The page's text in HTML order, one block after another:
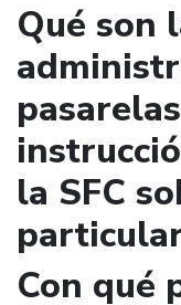
Qué son
la SFC
Con qué